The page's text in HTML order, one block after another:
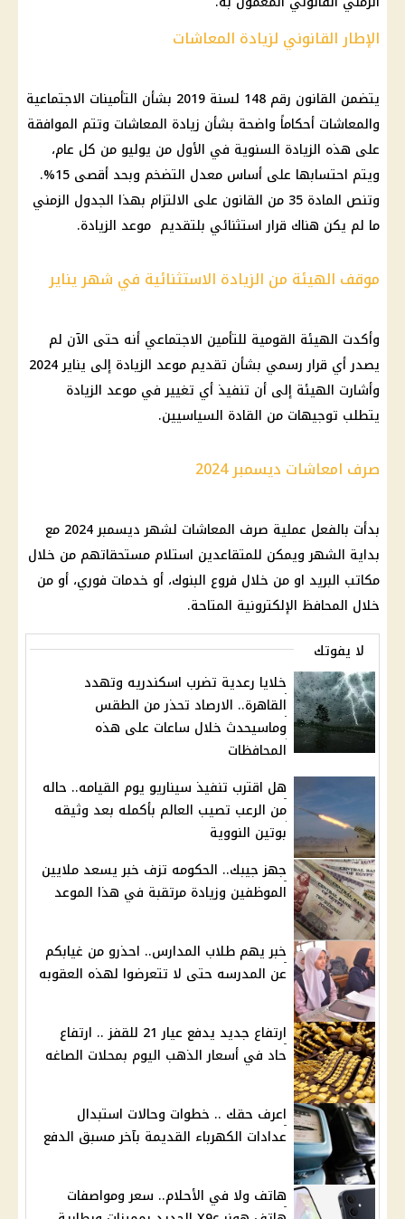
الإطار القانوني لزيادة المعاشات
يتضمن القانون رقم 148 لسنة 2019 بشأن التأمينات الاجتماعية
والمعاشات أحكاماً واضحة بشأن زيادة المعاشات وتتم الموافقة
على هذه الزيادة السنوية في الأول من يوليو من كل عام،
ويتم احتسابها على أساس معدل التضخم وبحد أقصى 15%.
وتنص المادة 35 من القانون على الالتزام بهذا الجدول الزمني
ما لم يكن هناك قرار استثنائي بلتقديم موعد الزيادة.
موقف الهيئة من الزيادة الاستثنائية في شهر يناير
وأكدت الهيئة القومية للتأمين الاجتماعي أنه حتى الآن لم
يصدر أي قرار رسمي بشأن تقديم موعد الزيادة إلى يناير 2024
وأشارت الهيئة إلى أن تنفيذ أي تغيير في موعد الزيادة
يتطلب توجيهات من القادة السياسيين.
صرف امعاشات ديسمبر 2024
بدأت بالفعل عملية صرف المعاشات لشهر ديسمبر 2024 مع
بداية الشهر ويمكن للمتقاعدين استلام مستحقاتهم من خلال
مكاتب البريد او من خلال فروع البنوك، أو خدمات فوري، أو من
خلال المحافظ الإلكترونية المتاحة.
لا يفوتك
خلايا رعدية تضرب اسكندريه وتهدد
القاهرة.. الارصاد تحذر من الطقس
وماسيحدث خلال ساعات على هذه
المحافظات
هل اقترب تنفيذ سيناريو يوم القيامه.. حاله
من الرعب تصيب العالم بأكمله بعد وثيقه
بوتين النووية
جهز جيبك.. الحكومه تزف خبر يسعد ملايين
الموظفين وزيادة مرتقبة في هذا الموعد
خبر يهم طلاب المدارس.. احذرو من غيابكم
عن المدرسه حتى لا تتعرضوا لهذه العقوبه
ارتفاع جديد يدفع عيار 21 للقفز .. ارتفاع
حاد في أسعار الذهب اليوم بمحلات الصاغه
اعرف حقك .. خطوات وحالات استبدال
عدادات الكهرباء القديمة بآخر مسبق الدفع
هاتف ولا في الأحلام.. سعر ومواصفات